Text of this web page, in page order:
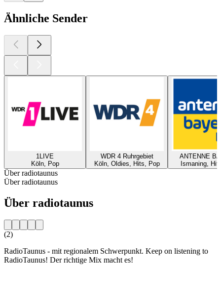
Ähnliche Sender
1LIVE
Köln, Pop
WDR 4 Ruhrgebiet
Köln, Oldies, Hits, Pop
ANTENNE
Ismaning,
Über radiotaunus
Über radiotaunus
Über radiotaunus
(2)
RadioTaunus - mit regionalem Schwerpunkt. Keep on listening to
RadioTaunus! Der richtige Mix macht es!